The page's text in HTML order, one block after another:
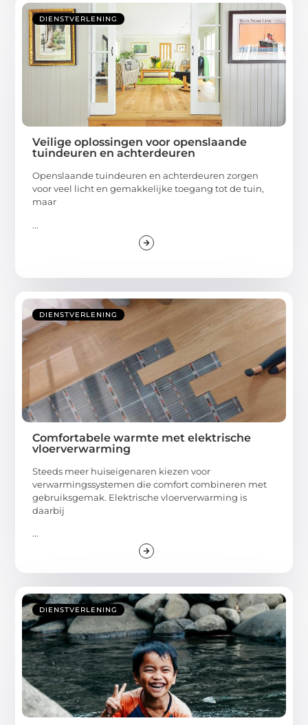
DIENSTVERLENING
Veilige oplossingen voor openslaande
tuindeuren en achterdeuren
Openslaande tuindeuren en achterdeuren zorgen
voor veel licht en gemakkelijke toegang tot de tuin,
maar
...
DIENSTVERLENING
Comfortabele warmte met elektrische
vloerverwarming
Steeds meer huiseigenaren kiezen voor
verwarmingssystemen die comfort combineren met
gebruiksgemak. Elektrische vloerverwarming is
daarbij
...
DIENSTVERLENING